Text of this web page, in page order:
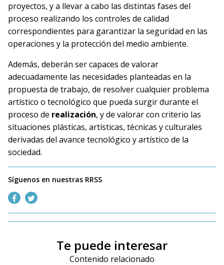
proyectos, y a llevar a cabo las distintas fases del
proceso realizando los controles de calidad
correspondientes para garantizar la seguridad en las
operaciones y la protección del medio ambiente.
Además, deberán ser capaces de valorar
adecuadamente las necesidades planteadas en la
propuesta de trabajo, de resolver cualquier problema
artístico o tecnológico que pueda surgir durante el
proceso de realización, y de valorar con criterio las
situaciones plásticas, artísticas, técnicas y culturales
derivadas del avance tecnológico y artístico de la
sociedad.
Síguenos en nuestras RRSS
Te puede interesar
Contenido relacionado